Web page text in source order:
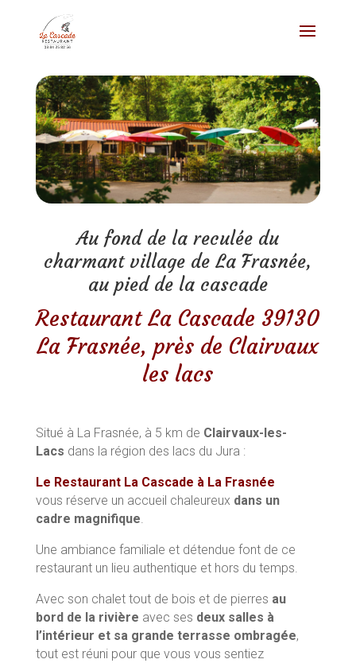
Au fond de la reculée du
charmant village de La Frasnée,
au pied de la cascade
Restaurant La Cascade 39130
La Frasnée, près de Clairvaux
les lacs
Situé à La Frasnée, à 5 km de Clairvaux-les-
Lacs dans la région des lacs du Jura :
Le Restaurant La Cascade à La Frasnée
vous réserve un accueil chaleureux dans un
cadre magnifique
Une ambiance familiale et détendue font de ce
restaurant un lieu authentique et hors du temps.
Avec son chalet tout de bois et de pierres au
bord de la rivière avec ses deux salles à
l’intérieur et sa grande terrasse ombragée,
tout est réuni pour que vous vous sentiez